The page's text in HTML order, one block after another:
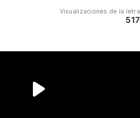
Visualizaciones de la letra
517